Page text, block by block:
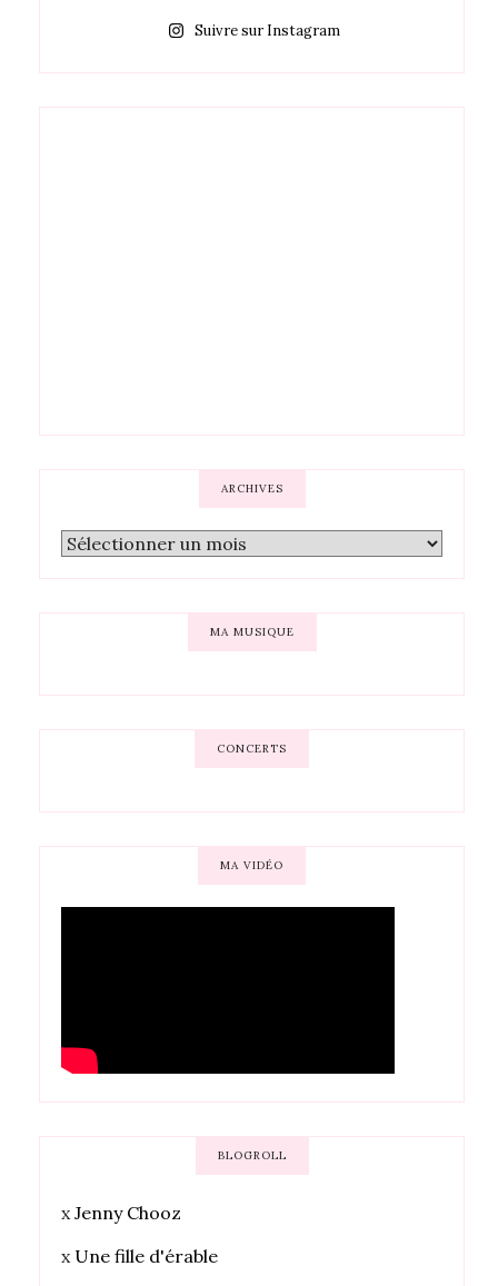
Suivre sur Instagram
ARCHIVES
MA MUSIQUE
CONCERTS
MA VIDÉO
BLOGROLL
xJenny Chooz
x Une fille d'érable